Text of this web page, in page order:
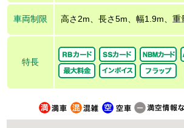
車両制限 高さ2m、長さ5m、幅1.9m、重
特長